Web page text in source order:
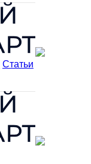
Статьи